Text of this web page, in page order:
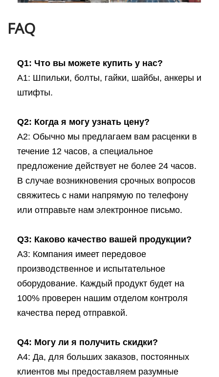
FAQ
Q1: Что вы можете купить у нас?
A1: Шпильки, болты, гайки, шайбы, анкеры и
штифты.
Q2: Когда я могу узнать цену?
A2: Обычно мы предлагаем вам расценки в
течение 12 часов, а специальное
предложение действует не более 24 часов.
В случае возникновения срочных вопросов
свяжитесь с нами напрямую по телефону
или отправьте нам электронное письмо.
Q3: Каково качество вашей продукции?
A3: Компания имеет передовое
производственное и испытательное
оборудование. Каждый продукт будет на
100% проверен нашим отделом контроля
качества перед отправкой.
Q4: Могу ли я получить скидки?
A4: Да, для больших заказов, постоянных
клиентов мы предоставляем разумные